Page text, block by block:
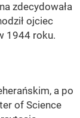
zdecydowała
ojciec
1944 roku.
a po
of Science